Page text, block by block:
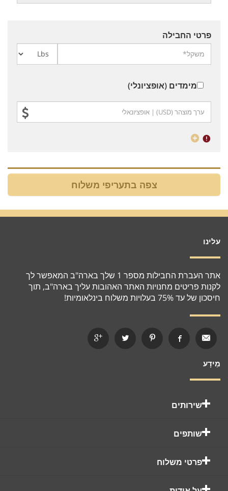
פרטי החבילה
מימדים (אופציונלי)
עלינו
אתר העברת החבילות מספר 1 שלך בארה"ב המאפשר לך
לקנות פריטים מחנויות האתר האהובות עליך בארה"ב, תוך
חיסכון של עד 75% בעלויות משלוח בינלאומיות!
מֵידָע
שירותים
שותפים
פרטי משלוח